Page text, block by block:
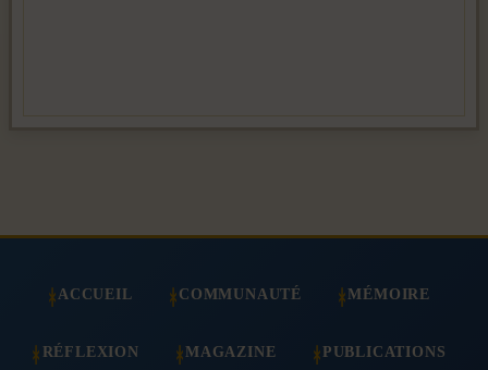
ACCUEIL COMMUNAUTÉ MÉMOIRE
RÉFLEXION MAGAZINE PUBLICATIONS